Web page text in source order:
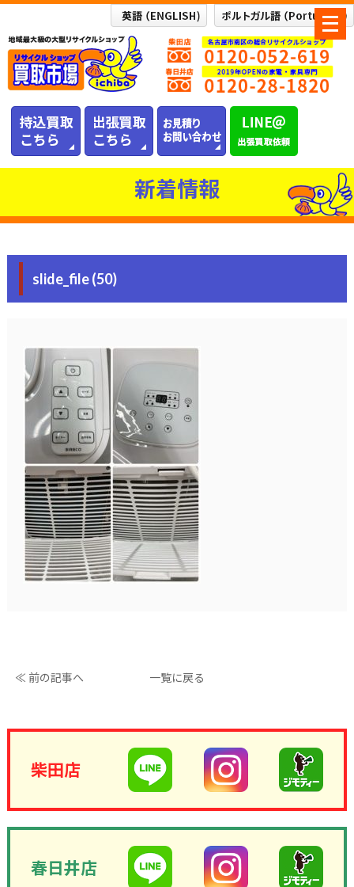
メ
ニ
ュ
ー
新着情報
slide_file (50)
≪ 前の記事へ 一覧に戻る
柴田店
春日井店